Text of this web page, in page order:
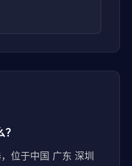
位于中国 广东 深圳